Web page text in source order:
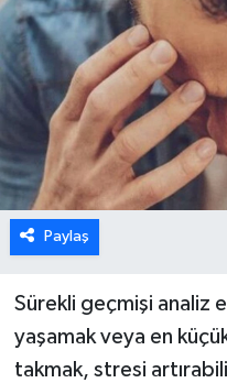
Paylaş
Sürekli geçmişi analiz
yaşamak veya en
takmak, stresi